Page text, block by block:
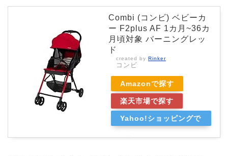
Combi (コンビ) ベビーカ
ー F2plus AF 1カ月~36カ
月頃対象 バーニングレッ
ド
created by Rinker
コンビ
Amazonで探す
楽天市場で探す
Yahoo!ショッピングで